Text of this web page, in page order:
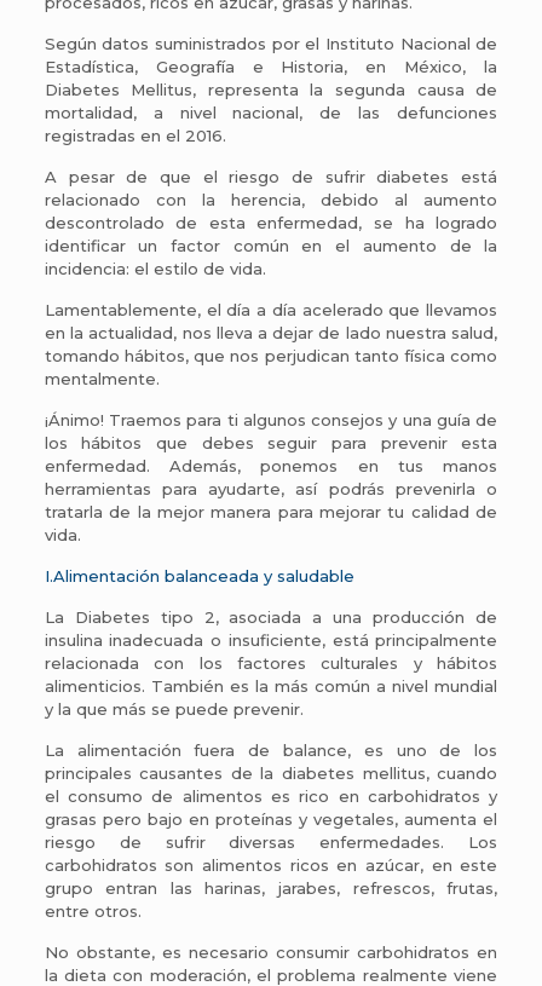
Según datos suministrados por el Instituto Nacional de
Estadística, Geografía e Historia, en México, la
Diabetes Mellitus, representa la segunda causa de
mortalidad, a nivel nacional, de las defunciones
registradas en el 2016.
A pesar de que el riesgo de sufrir diabetes está
relacionado con la herencia, debido al aumento
descontrolado de esta enfermedad, se ha logrado
identificar un factor común en el aumento de la
incidencia: el estilo de vida.
Lamentablemente, el día a día acelerado que llevamos
en la actualidad, nos lleva a dejar de lado nuestra salud,
tomando hábitos, que nos perjudican tanto física como
mentalmente.
¡Ánimo! Traemos para ti algunos consejos y una guía de
los hábitos que debes seguir para prevenir esta
enfermedad. Además, ponemos en tus manos
herramientas para ayudarte, así podrás prevenirla o
tratarla de la mejor manera para mejorar tu calidad de
vida.
I.Alimentación balanceada y saludable
La Diabetes tipo 2, asociada a una producción de
insulina inadecuada o insuficiente, está principalmente
relacionada con los factores culturales y hábitos
alimenticios. También es la más común a nivel mundial
y la que más se puede prevenir.
La alimentación fuera de balance, es uno de los
principales causantes de la diabetes mellitus, cuando
el consumo de alimentos es rico en carbohidratos y
grasas pero bajo en proteínas y vegetales, aumenta el
riesgo de sufrir diversas enfermedades. Los
carbohidratos son alimentos ricos en azúcar, en este
grupo entran las harinas, jarabes, refrescos, frutas,
entre otros.
No obstante, es necesario consumir carbohidratos en
la dieta con moderación, el problema realmente viene